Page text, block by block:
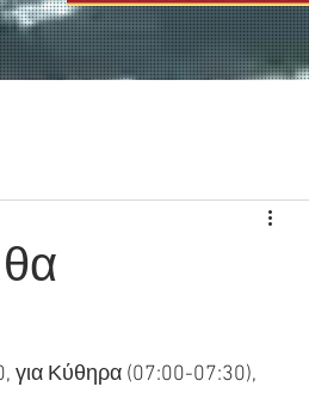
για Κύθηρα (07:00-07:30),